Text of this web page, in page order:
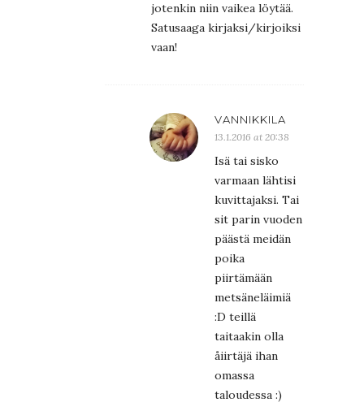
jotenkin niin vaikea löytää.
Satusaaga kirjaksi/kirjoiksi
vaan!
VANNIKKILA
13.1.2016 at 20:38
Isä tai sisko
varmaan lähtisi
kuvittajaksi. Tai
sit parin vuoden
päästä meidän
poika
piirtämään
metsäneläimiä
:D teillä
taitaakin olla
åiirtäjä ihan
omassa
taloudessa :)